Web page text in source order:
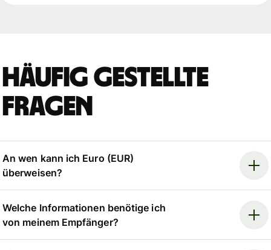
Häufig gestellte
Fragen
An wen kann ich Euro (EUR)
überweisen?
Welche Informationen benötige ich
von meinem Empfänger?